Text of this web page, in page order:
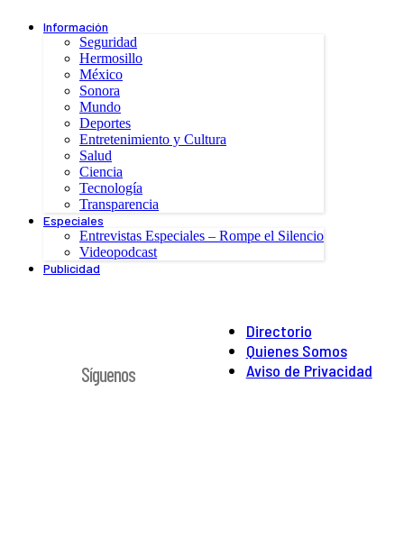
Información
Seguridad
Hermosillo
México
Sonora
Mundo
Deportes
Entretenimiento y Cultura
Salud
Ciencia
Tecnología
Transparencia
Especiales
Entrevistas Especiales – Rompe el Silencio
Videopodcast
Publicidad
Directorio
Quienes Somos
Aviso de Privacidad
Síguenos